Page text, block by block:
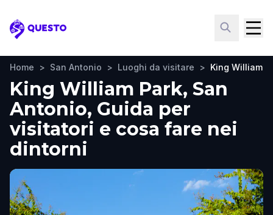
Questo
Home > San Antonio > Luoghi da visitare > King William
King William Park, San
Antonio, Guida per
visitatori e cosa fare nei
dintorni